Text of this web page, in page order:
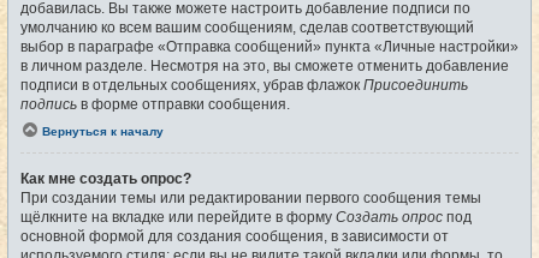
добавилась. Вы также можете настроить добавление подписи по
умолчанию ко всем вашим сообщениям, сделав соответствующий
выбор в параграфе «Отправка сообщений» пункта «Личные настройки»
в личном разделе. Несмотря на это, вы сможете отменить добавление
подписи в отдельных сообщениях, убрав флажок Присоединить
подпись в форме отправки сообщения.
Вернуться к началу
Как мне создать опрос?
При создании темы или редактировании первого сообщения темы
щёлкните на вкладке или перейдите в форму Создать опрос под
основной формой для создания сообщения, в зависимости от